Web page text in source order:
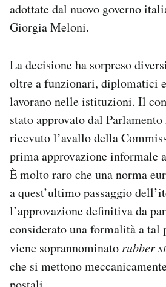
adottate dal nuovo governo
Giorgia Meloni.
La decisione ha sorpreso
oltre a funzionari, diplomatici
lavorano nelle istituzioni. Il
stato approvato dal Parlamento
ricevuto l’avallo della
prima approvazione informale
È molto raro che una norma
a quest’ultimo passaggio
l’approvazione definitiva da
considerato una formalità a tal
viene soprannominato rubber
che si mettono